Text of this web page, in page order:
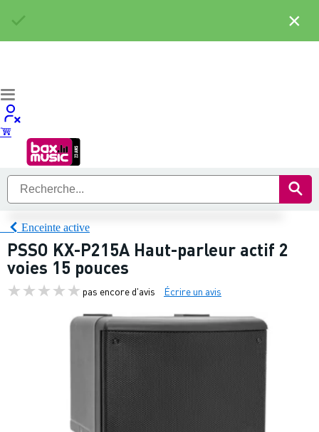
Enceinte active
PSSO KX-P215A Haut-parleur actif 2
voies 15 pouces
pas encore d'avis Écrire un avis
×